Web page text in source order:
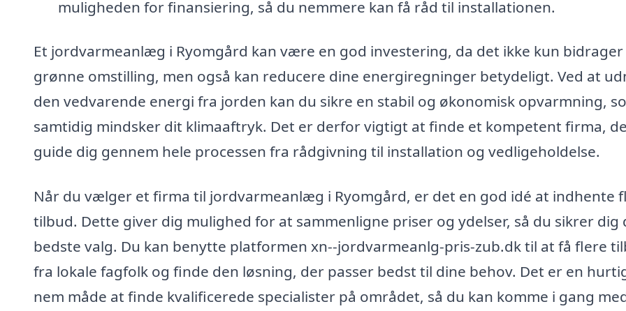
muligheden for finansiering, så du nemmere kan få råd til installationen.
Et jordvarmeanlæg i Ryomgård kan være en god investering, da det ikke kun
grønne omstilling, men også kan reducere dine energiregninger betydeligt. Ved at
den vedvarende energi fra jorden kan du sikre en stabil og økonomisk opvarmning,
samtidig mindsker dit klimaaftryk. Det er derfor vigtigt at finde et kompetent firma,
guide dig gennem hele processen fra rådgivning til installation og vedligeholdelse.
Når du vælger et firma til jordvarmeanlæg i Ryomgård, er det en god idé at indhente
tilbud. Dette giver dig mulighed for at sammenligne priser og ydelser, så du sikrer dig
bedste valg. Du kan benytte platformen xn--jordvarmeanlg-pris-zub.dk til at få flere
fra lokale fagfolk og finde den løsning, der passer bedst til dine behov. Det er en
nem måde at finde kvalificerede specialister på området, så du kan komme i gang